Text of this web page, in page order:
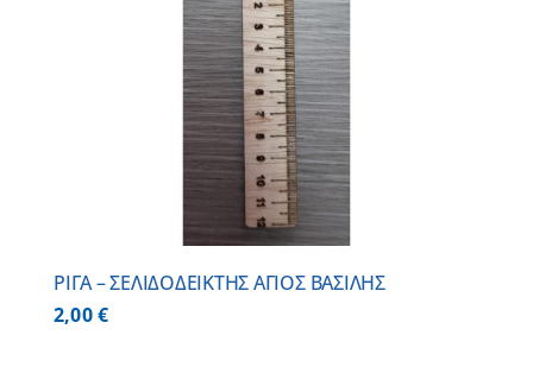
ΡΙΓΑ – ΣΕΛΙΔΟΔΕΙΚΤΗΣ ΑΓΙΟΣ ΒΑΣΙΛΗΣ
2,00€